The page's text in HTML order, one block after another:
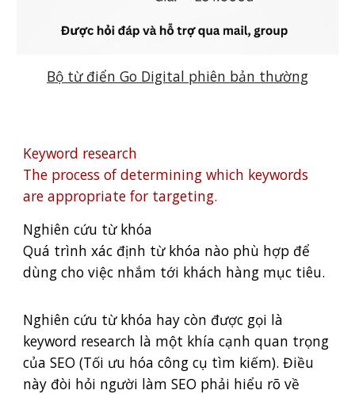
Bộ từ điển Go Digital phiên bản thường
Keyword research
The process of determining which keywords
are appropriate for targeting.
Nghiên cứu từ khóa
Quá trình xác định từ khóa nào phù hợp để
dùng cho việc nhắm tới khách hàng mục tiêu.
Nghiên cứu từ khóa hay còn được gọi là
keyword research là một khía cạnh quan trọng
của SEO (Tối ưu hóa công cụ tìm kiếm). Điều
này đòi hỏi người làm SEO phải hiểu rõ về